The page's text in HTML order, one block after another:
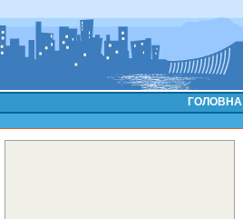
ГОЛОВНА